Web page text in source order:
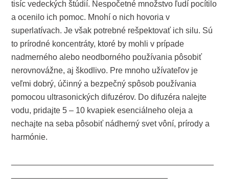
tisíc vedeckých štúdií. Nespočetné množstvo ľudí pocítilo
a ocenilo ich pomoc. Mnohí o nich hovoria v
superlatívach. Je však potrebné rešpektovať ich silu. Sú
to prírodné koncentráty, ktoré by mohli v prípade
nadmerného alebo neodborného používania pôsobiť
nerovnovážne, aj škodlivo. Pre mnoho užívateľov je
veľmi dobrý, účinný a bezpečný spôsob používania
pomocou ultrasonických difuzérov. Do difuzéra nalejte
vodu, pridajte 5 – 10 kvapiek esenciálneho oleja a
nechajte na seba pôsobiť nádherný svet vôní, prírody a
harmónie.